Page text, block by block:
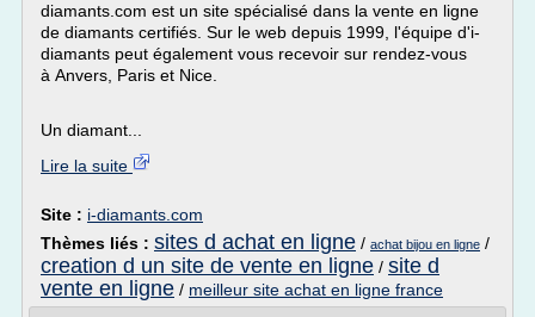
diamants.com est un site spécialisé dans la vente en ligne
de diamants certifiés. Sur le web depuis 1999, l'équipe d'i-
diamants peut également vous recevoir sur rendez-vous
à Anvers, Paris et Nice.
Un diamant...
Lire la suite
Site : i-diamants.com
Thèmes liés : sites d achat en ligne / achat bijou en ligne /
creation d un site de vente en ligne / site d
vente en ligne / meilleur site achat en ligne france